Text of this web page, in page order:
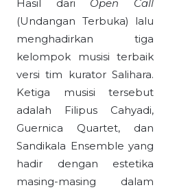
Hasil dari Open Call
(Undangan Terbuka) lalu
menghadirkan tiga
kelompok musisi terbaik
versi tim kurator Salihara.
Ketiga musisi tersebut
adalah Filipus Cahyadi,
Guernica Quartet, dan
Sandikala Ensemble yang
hadir dengan estetika
masing-masing dalam